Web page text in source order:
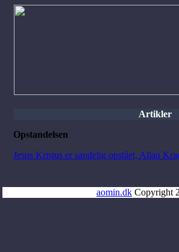
Artikler
Opstandelsen
Jesus Kristus er sandelig opstået, Allan
aomin.dk Copyright